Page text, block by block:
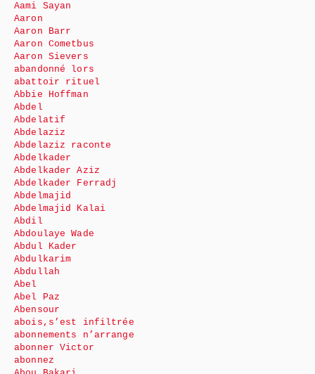
Aami Sayan
Aaron
Aaron Barr
Aaron Cometbus
Aaron Sievers
abandonné lors
abattoir rituel
Abbie Hoffman
Abdel
Abdelatif
Abdelaziz
Abdelaziz raconte
Abdelkader
Abdelkader Aziz
Abdelkader Ferradj
Abdelmajid
Abdelmajid Kalai
Abdil
Abdoulaye Wade
Abdul Kader
Abdulkarim
Abdullah
Abel
Abel Paz
Abensour
abois,s’est infiltrée
abonnements n’arrange
abonner Victor
abonnez